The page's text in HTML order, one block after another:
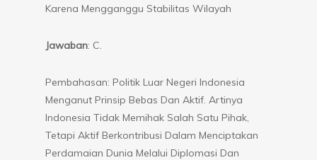
Karena Mengganggu Stabilitas Wilayah
Jawaban: C.
Pembahasan: Politik Luar Negeri Indonesia
Menganut Prinsip Bebas Dan Aktif. Artinya
Indonesia Tidak Memihak Salah Satu Pihak,
Tetapi Aktif Berkontribusi Dalam Menciptakan
Perdamaian Dunia Melalui Diplomasi Dan